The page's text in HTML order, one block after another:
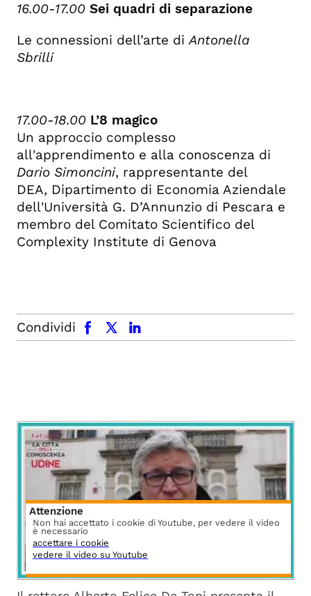
16.00-17.00 Sei quadri di separazione
Le connessioni dell’arte diAntonella
Sbrilli
17.00-18.00 L’8 magico
Un approccio complesso
all'apprendimento e alla conoscenza di
Dario Simoncini, rappresentante del
DEA, Dipartimento di Economia Aziendale
dell'Università G. D’Annunzio di Pescara e
membro del Comitato Scientifico del
Complexity Institute di Genova
Condividi
facebook x.com linkedin
Attenzione
Non hai accettato i cookie di Youtube, per vedere il video
è necessario
accettare i cookie
vedere il video su Youtube